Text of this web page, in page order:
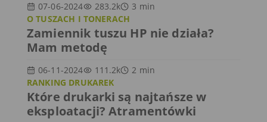
07-06-2024 283.2k 3 min
O TUSZACH I TONERACH
Zamiennik tuszu HP nie działa?
Mam metodę
06-11-2024 111.2k 2 min
RANKING DRUKAREK
Które drukarki są najtańsze w
eksploatacji? Atramentówki